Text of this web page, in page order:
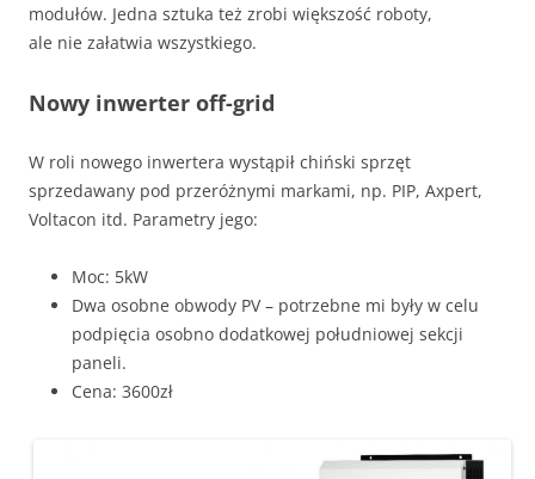
modułów. Jedna sztuka też zrobi większość roboty,
ale nie załatwia wszystkiego.
Nowy inwerter off-grid
W roli nowego inwertera wystąpił chiński sprzęt
sprzedawany pod przeróżnymi markami, np. PIP, Axpert,
Voltacon itd. Parametry jego:
Moc: 5kW
Dwa osobne obwody PV – potrzebne mi były w celu
podpięcia osobno dodatkowej południowej sekcji
paneli.
Cena: 3600zł